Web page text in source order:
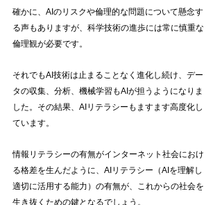
確かに、AIのリスクや倫理的な問題について懸念す
る声もありますが、科学技術の進歩には常に慎重な
倫理観が必要です。
それでもAI技術は止まることなく進化し続け、デー
タの収集、分析、機械学習もAIが担うようになりま
した。その結果、AIリテラシーもますます高度化し
ています。
情報リテラシーの有無がインターネット社会におけ
る格差を生んだように、AIリテラシー（AIを理解し
適切に活用する能力）の有無が、これからの社会を
生き抜くための鍵となるでしょう。